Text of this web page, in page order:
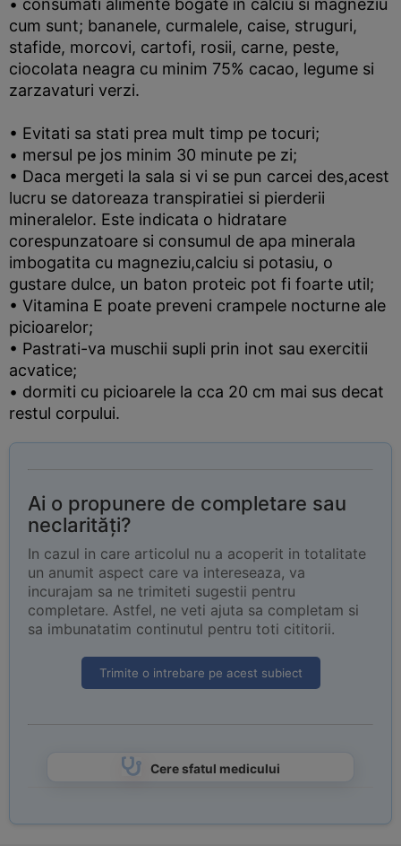
• consumati alimente bogate in calciu si magneziu
cum sunt; bananele, curmalele, caise, struguri,
stafide, morcovi, cartofi, rosii, carne, peste,
ciocolata neagra cu minim 75% cacao, legume si
zarzavaturi verzi.
• Evitati sa stati prea mult timp pe tocuri;
• mersul pe jos minim 30 minute pe zi;
• Daca mergeti la sala si vi se pun carcei des,acest
lucru se datoreaza transpiratiei si pierderii
mineralelor. Este indicata o hidratare
corespunzatoare si consumul de apa minerala
imbogatita cu magneziu,calciu si potasiu, o
gustare dulce, un baton proteic pot fi foarte util;
• Vitamina E poate preveni crampele nocturne ale
picioarelor;
• Pastrati-va muschii supli prin inot sau exercitii
acvatice;
• dormiti cu picioarele la cca 20 cm mai sus decat
restul corpului.
Ai o propunere de completare sau
neclarități?
In cazul in care articolul nu a acoperit in totalitate
un anumit aspect care va intereseaza, va
incurajam sa ne trimiteti sugestii pentru
completare. Astfel, ne veti ajuta sa completam si
sa imbunatatim continutul pentru toti cititorii.
Trimite o intrebare pe acest subiect
Cere sfatul medicului